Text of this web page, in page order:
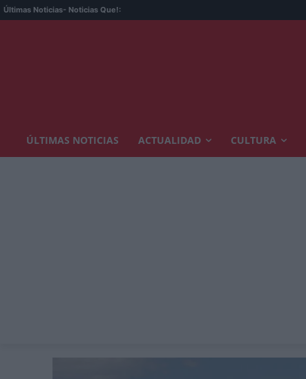
Últimas Noticias- Noticias Que!:
ÚLTIMAS NOTICIAS ACTUALIDAD CULTURA